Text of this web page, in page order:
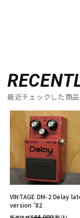
最近チェックした商品
VINTAGE DM-2 Delay
version '82